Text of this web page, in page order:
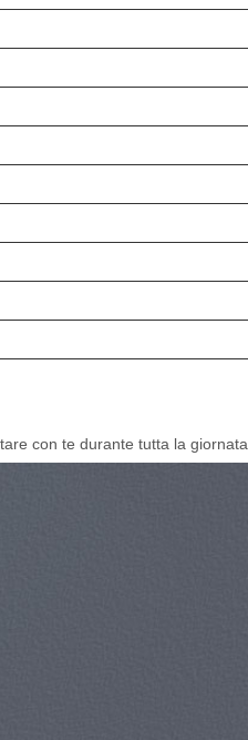
con te durante tutta la giornata